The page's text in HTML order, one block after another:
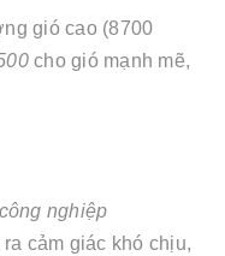
gió cao (8700
cho gió mạnh mẽ,
nghiệp
cảm giác khó chịu,